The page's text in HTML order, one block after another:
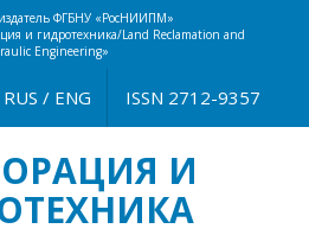
ФГБНУ «РосНИИПМ»
и гидротехника/Land Reclamation and
Engineering»
ISSN 2712-9357
RUS / ENG
И